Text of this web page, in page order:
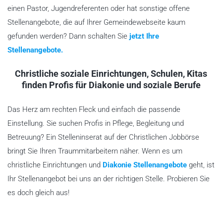
einen Pastor, Jugendreferenten oder hat sonstige offene
Stellenangebote, die auf Ihrer Gemeindewebseite kaum
gefunden werden? Dann schalten Sie jetzt Ihre
Stellenangebote.
Christliche soziale Einrichtungen, Schulen, Kitas
finden Profis für Diakonie und soziale Berufe
Das Herz am rechten Fleck und einfach die passende
Einstellung. Sie suchen Profis in Pflege, Begleitung und
Betreuung? Ein Stelleninserat auf der Christlichen Jobbörse
bringt Sie Ihren Traummitarbeitern näher. Wenn es um
christliche Einrichtungen und Diakonie Stellenangebote geht, ist
Ihr Stellenangebot bei uns an der richtigen Stelle. Probieren Sie
es doch gleich aus!